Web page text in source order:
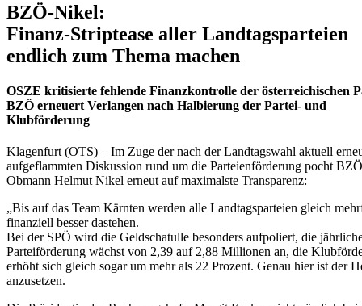
BZÖ-Nikel:
Finanz-Striptease aller Landtagsparteien
endlich zum Thema machen
OSZE kritisierte fehlende Finanzkontrolle der österreichischen
BZÖ erneuert Verlangen nach Halbierung der Partei- und
Klubförderung
Klagenfurt (OTS) – Im Zuge der nach der Landtagswahl aktuell
aufgeflammten Diskussion rund um die Parteienförderung pocht
Obmann Helmut Nikel erneut auf maximalste Transparenz:
„Bis auf das Team Kärnten werden alle Landtagsparteien gleich
finanziell besser dastehen.
Bei der SPÖ wird die Geldschatulle besonders aufpoliert, die
Parteiförderung wächst von 2,39 auf 2,88 Millionen an, die
erhöht sich gleich sogar um mehr als 22 Prozent. Genau hier ist der
anzusetzen.